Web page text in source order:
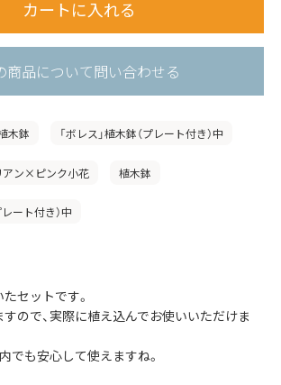
商品について問い合わせる
木鉢 「ボレス」植木鉢（プレート付き）中
アン×ピンク小花 植木鉢
レート付き）中
セットです。
ので、実際に植え込んでお使いいただけま
でも安心して使えますね。